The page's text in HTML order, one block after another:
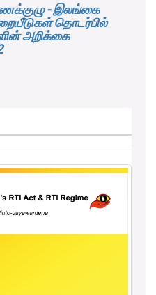
- இலங்கை
தொடர்பில்
அறிக்கை